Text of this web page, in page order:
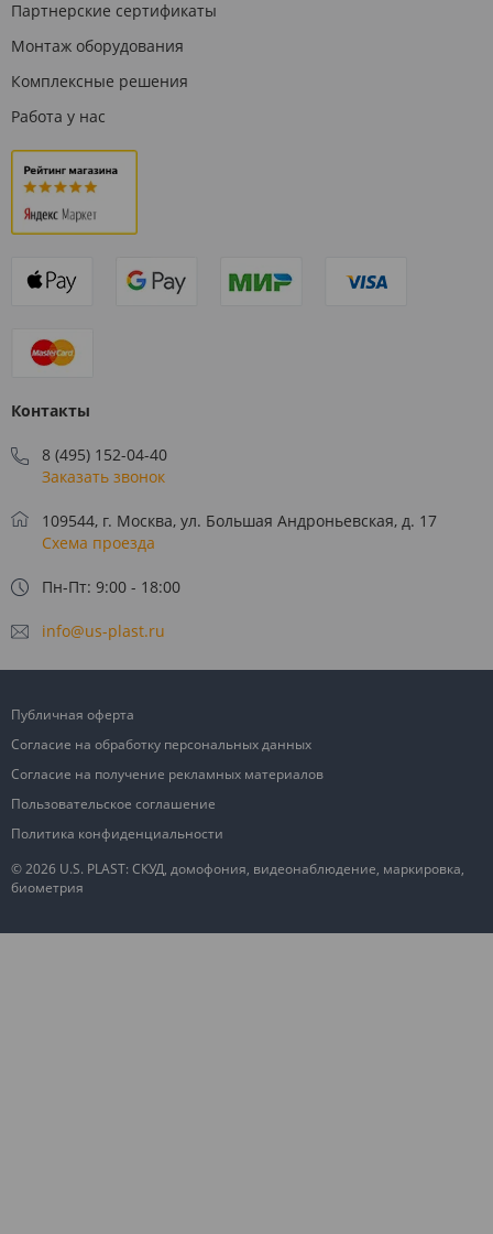
Партнерские сертификаты
Монтаж оборудования
Комплексные решения
Работа у нас
Контакты
8 (495) 152-04-40
Заказать звонок
109544, г. Москва, ул. Большая Андроньевская, д. 17
Схема проезда
Пн-Пт: 9:00 - 18:00
info@us-plast.ru
© 2026 U.S. PLAST: СКУД, домофония, видеонаблюдение, маркировка,
биометрия
Публичная оферта
Согласие на обработку персональных данных
Согласие на получение рекламных материалов
Пользовательское соглашение
Политика конфиденциальности